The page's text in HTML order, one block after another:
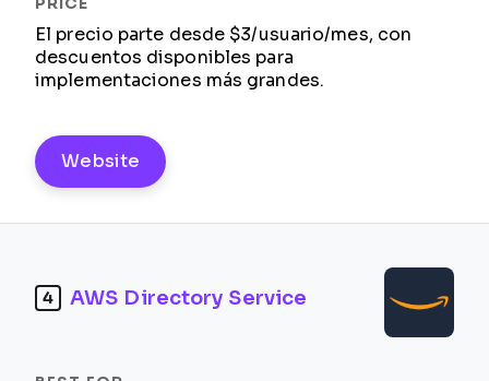
El precio parte desde $3/usuario/mes, con
descuentos disponibles para
implementaciones más grandes.
Website
4 AWS Directory Service